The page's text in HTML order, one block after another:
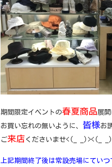
期間限定イベントの春夏商品展
お買い忘れの無いように、 皆様お
ご来店くださいませ<(_ _)><(_
上記期間終了後は常設売場にていつ